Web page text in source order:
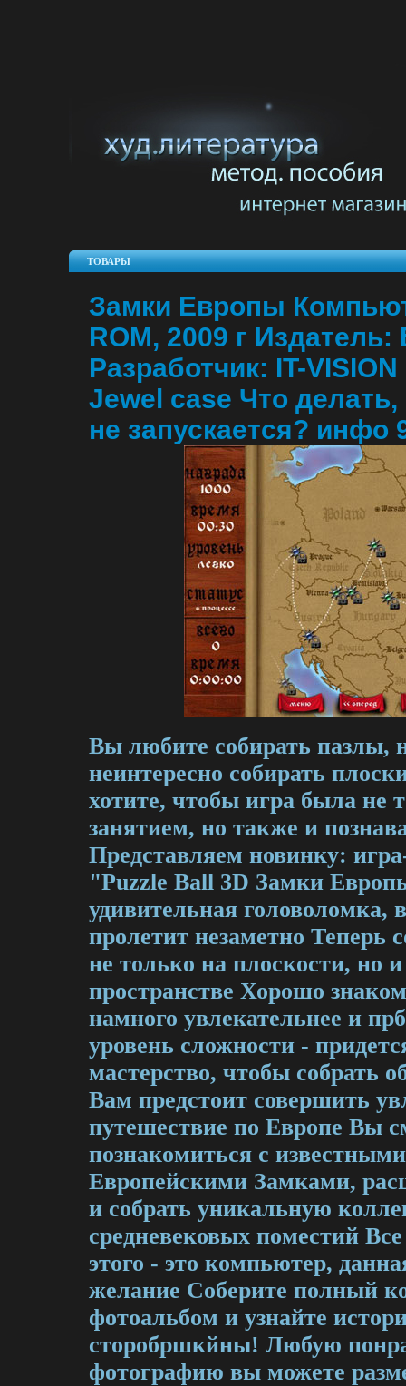
ТОВАРЫ
Замки Европы
ROM, 2009 г Издатель:
Разработчик: IT-
Jewel case Что
не запускается? инфо
Вы любите собирать пазлы,
неинтересно собирать
хотите, чтобы игра была не
занятием, но также и
Представляем новинку:
"Puzzle Ball 3D Замки
удивительная головоломка,
пролетит незаметно Теперь
не только на плоскости, но
пространстве Хорошо
намного увлекательнее и
уровень сложности -
мастерство, чтобы собрать
Вам предстоит совершить
путешествие по Европе Вы
познакомиться с
Европейскими Замками,
и собрать уникальную
средневековых поместий
этого - это компьютер,
желание Соберите полный
фотоальбом и узнайте
сторобршкйны! Любую
фотографию вы можете